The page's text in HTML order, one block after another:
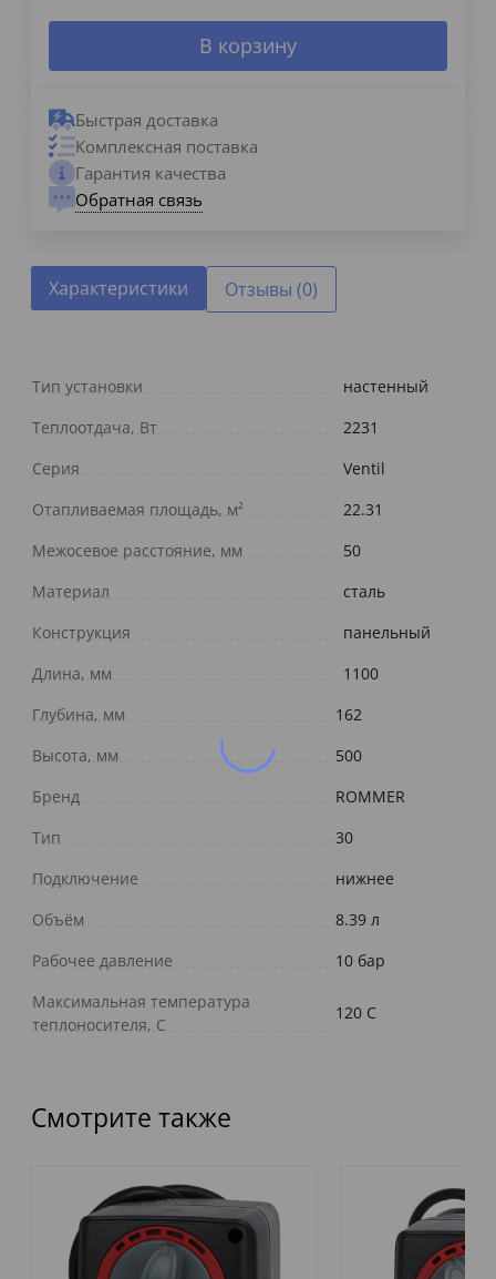
В корзину
Быстрая доставка
Комплексная поставка
Гарантия качества
Обратная связь
Характеристики Отзывы (0)
Тип установки
настенный
Теплоотдача, Вт
2231
Серия
Ventil
Отапливаемая площадь, м²
22.31
Межосевое расстояние, мм
50
Материал
сталь
Конструкция
панельный
Длина, мм
1100
Глубина, мм
162
Высота, мм
500
Бренд
ROMMER
Тип
30
Подключение
нижнее
Объём
8.39 л
Рабочее давление
10 бар
Максимальная температура
теплоносителя, С
120 C
Смотрите также